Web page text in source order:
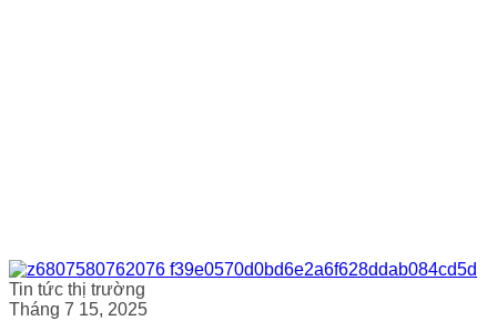
Tin tức thị trường
Tháng 7 15, 2025